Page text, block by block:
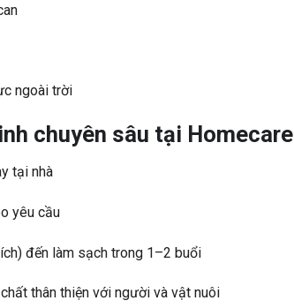
ngoài trời
chuyên sâu tại Homecare
tại nhà
yêu cầu
đến làm sạch trong 1–2 buổi
thân thiện với người và vật nuôi